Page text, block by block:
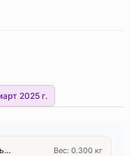
2025 г.
Ароматическое масло 125мл 【премьерный свежий аромат】 Вес: 0.300 кг